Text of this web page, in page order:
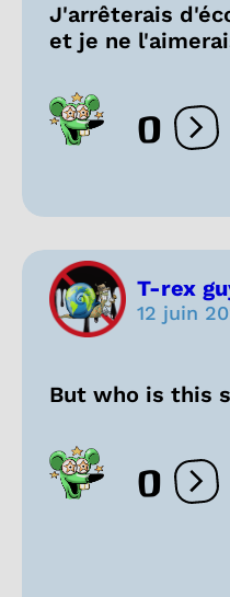
J'arrêterais
et je ne
0
T-rex
12 juin
But who is this
0